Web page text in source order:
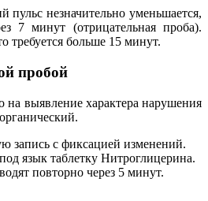
пульс незначительно уменьшается,
7 минут (отрицательная проба).
требуется больше 15 минут.
пробой
на выявление характера нарушения
запись с фиксацией изменений.
язык таблетку Нитроглицерина.
повторно через 5 минут.